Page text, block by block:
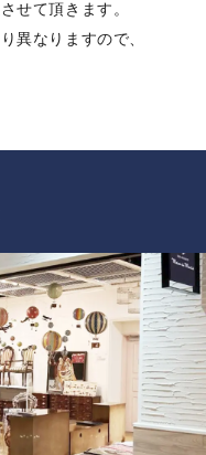
せて頂きます。
異なりますので、